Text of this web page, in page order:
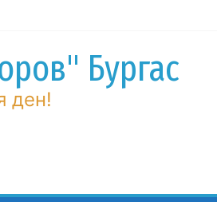
Бургас
ден!